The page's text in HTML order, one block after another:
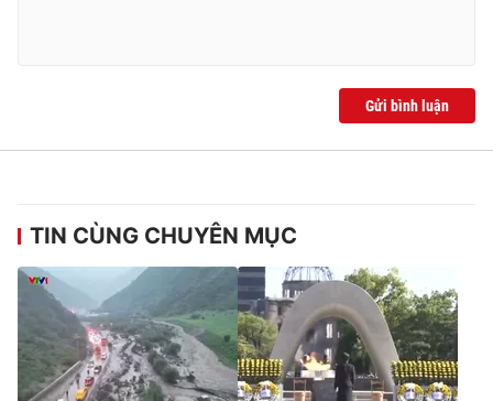
® Cấm sao chép dưới mọi hình thức nếu không có sự chấp
Gửi bình luận
TIN CÙNG CHUYÊN MỤC